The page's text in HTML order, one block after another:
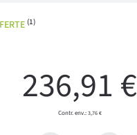
(1)
236,91 €
3,76 €